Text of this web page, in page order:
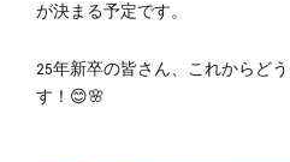
が決まる予定です。
25年新卒の皆さん、これからど
す！ 😊🌸